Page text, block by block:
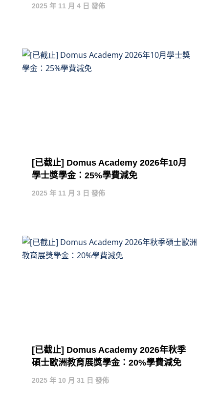
2025 年 11 月 4 日 發佈
[已截止] Domus Academy 2026年10月
學士獎學金：25%學費減免
2025 年 11 月 3 日 發佈
[已截止] Domus Academy 2026年秋季
碩士歐洲教育展獎學金：20%學費減免
2025 年 10 月 31 日 發佈